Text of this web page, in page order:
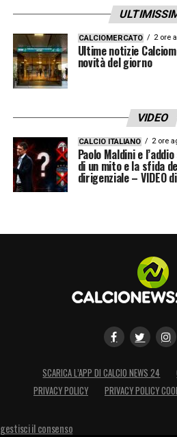
CALCIOMERCATO 2 ore
Ultime notizie
novità del giorno
VIDEO
CALCIO ITALIANO 2 ore
Paolo Maldini e
di un mito e la sfida
dirigenziale – VIDEO
SCARICA L’APP DI CALCIO NEWS 24
PRIVACY POLICY
PRIVACY POLICY
gestisci il consenso